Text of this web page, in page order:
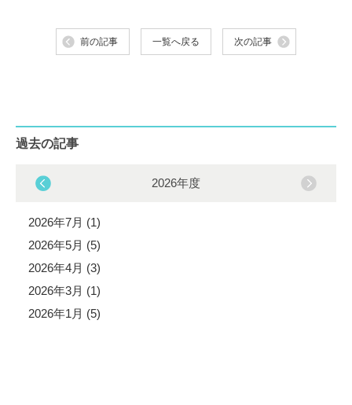
前の記事 一覧へ戻る 次の記事
過去の記事
2026年度
2026年7月 (1)
2026年5月 (5)
2026年4月 (3)
2026年3月 (1)
2026年1月 (5)